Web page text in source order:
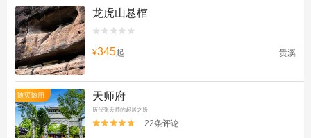
龙虎山悬棺


¥345起 贵溪
随买随用 天师府
历代张天师的起居之所

 22条评论